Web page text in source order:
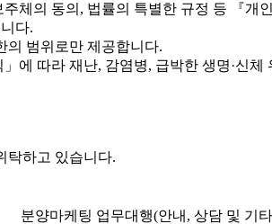
체의 동의, 법률의 특별한 규정 등 『개
다.
의 범위로만 제공합니다.
따라 재난, 감염병, 급박한 생명·신체
탁하고 있습니다.
분양마케팅 업무대행(안내, 상담 및 기